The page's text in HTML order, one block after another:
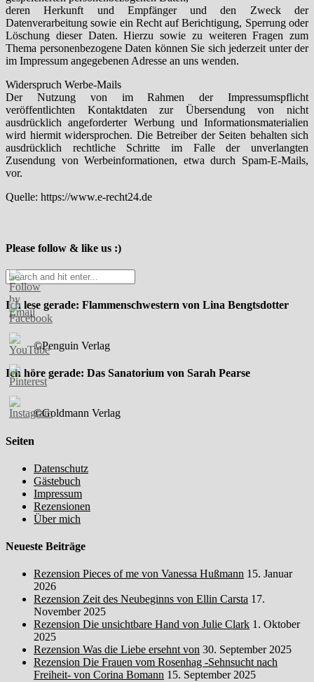
deren Herkunft und Empfänger und den Zweck der
Datenverarbeitung sowie ein Recht auf Berichtigung, Sperrung oder
Löschung dieser Daten. Hierzu sowie zu weiteren Fragen zum
Thema personenbezogene Daten können Sie sich jederzeit unter der
im Impressum angegebenen Adresse an uns wenden.
Widerspruch Werbe-Mails
Der Nutzung von im Rahmen der Impressumspflicht
veröffentlichten Kontaktdaten zur Übersendung von nicht
ausdrücklich angeforderter Werbung und Informationsmaterialien
wird hiermit widersprochen. Die Betreiber der Seiten behalten sich
ausdrücklich rechtliche Schritte im Falle der unverlangten
Zusendung von Werbeinformationen, etwa durch Spam-E-Mails,
vor.
Quelle: https://www.e-recht24.de
Please follow & like us :)
Ich lese gerade: Flammenschwestern von Lina Bengtsdotter
©Penguin Verlag
Ich höre gerade: Das Sanatorium von Sarah Pearse
©Goldmann Verlag
Seiten
Datenschutz
Gästebuch
Impressum
Rezensionen
Über mich
Neueste Beiträge
Rezension Pieces of me von Vanessa Hußmann 15. Januar
2026
Rezension Zeit des Neubeginns von Ellin Carsta 17.
November 2025
Rezension Die unsichtbare Hand von Julie Clark 1. Oktober
2025
Rezension Was die Liebe ersehnt von 30. September 2025
Rezension Die Frauen vom Rosenhag -Sehnsucht nach
Freiheit- von Corina Bomann 15. September 2025